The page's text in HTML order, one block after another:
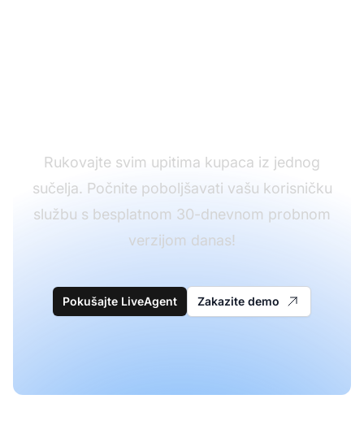
Rukovajte svim upitima kupaca iz jednog
sučelja. Počnite poboljšavati vašu korisničku
službu s besplatnom 30-dnevnom probnom
verzijom danas!
Pokušajte LiveAgent Zakazite demo